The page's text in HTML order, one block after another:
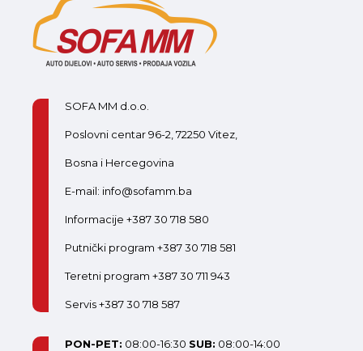
SOFA MM d.o.o.
Poslovni centar 96-2, 72250 Vitez,
Bosna i Hercegovina
E-mail: info@sofamm.ba
Informacije +387 30 718 580
Putnički program +387 30 718 581
Teretni program +387 30 711 943
Servis +387 30 718 587
PON-PET: 08:00-16:30 SUB: 08:00-14:00